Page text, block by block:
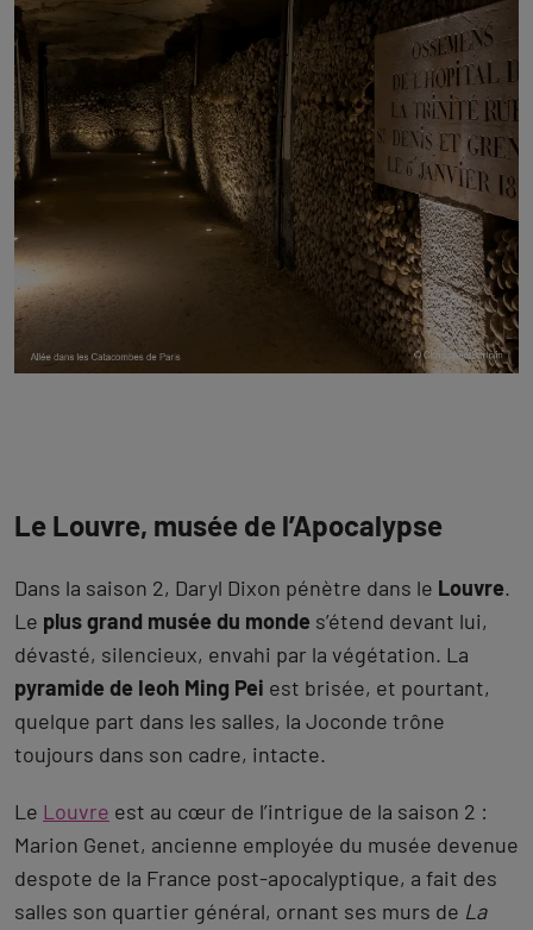
Le Louvre, musée de l’Apocalypse
Dans la saison 2, Daryl Dixon pénètre dans le Louvre.
Le plus grand musée du monde s’étend devant lui,
dévasté, silencieux, envahi par la végétation. La
pyramide de Ieoh Ming Pei est brisée, et pourtant,
quelque part dans les salles, la Joconde trône
toujours dans son cadre, intacte.
Le Louvre est au cœur de l’intrigue de la saison 2 :
Marion Genet, ancienne employée du musée devenue
despote de la France post-apocalyptique, a fait des
salles son quartier général, ornant ses murs de La